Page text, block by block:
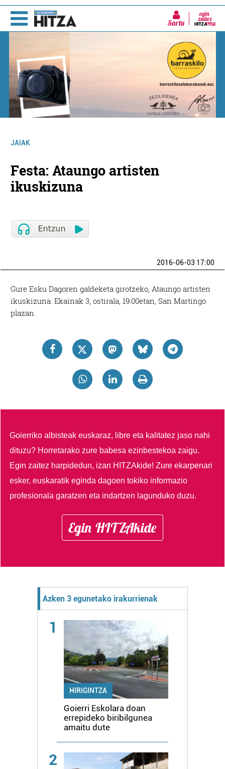
Sartu
JAIAK
Festa: Ataungo artisten
ikuskizuna
2016-06-03 17:00
Gure Esku Dagoren galdeketa girotzeko, Ataungo artisten
ikuskizuna. Ekainak 3, ostirala, 19:00etan, San Martingo
plazan.
Goierriko albisteak euskaraz, libre eta kalitatez jaso nahi
dituzu? Horretarako zure babesa ezinbestekoa zaigu.
Egin zaitez harpidedun, izan HITZAkide!Zure ekarpenari
esker, euskaratik eginda dagoen tokiko informazio
profesionala garatzen eta indartzen lagunduko duzu.
Egin HITZAkide
Azken 3 egunetako irakurrienak
1
HIRIGINTZA
Goierri Eskolara doan
errepideko biribilgunea
amaitu dute
2